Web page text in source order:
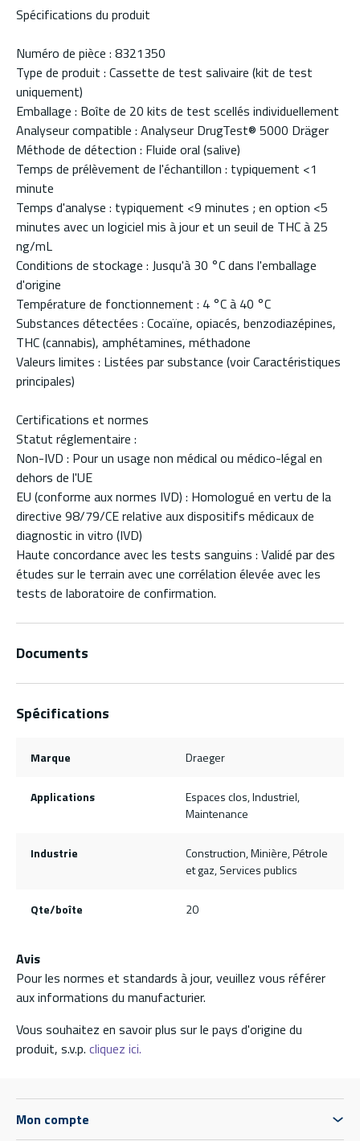
Spécifications du produit
Numéro de pièce : 8321350
Type de produit : Cassette de test salivaire (kit de test
uniquement)
Emballage : Boîte de 20 kits de test scellés individuellement
Analyseur compatible : Analyseur DrugTest® 5000 Dräger
Méthode de détection : Fluide oral (salive)
Temps de prélèvement de l'échantillon : typiquement <1
minute
Temps d'analyse : typiquement <9 minutes ; en option <5
minutes avec un logiciel mis à jour et un seuil de THC à 25
ng/mL
Conditions de stockage : Jusqu'à 30 °C dans l'emballage
d'origine
Température de fonctionnement : 4 °C à 40 °C
Substances détectées : Cocaïne, opiacés, benzodiazépines,
THC (cannabis), amphétamines, méthadone
Valeurs limites : Listées par substance (voir Caractéristiques
principales)
Certifications et normes
Statut réglementaire :
Non-IVD : Pour un usage non médical ou médico-légal en
dehors de l'UE
EU (conforme aux normes IVD) : Homologué en vertu de la
directive 98/79/CE relative aux dispositifs médicaux de
diagnostic in vitro (IVD)
Haute concordance avec les tests sanguins : Validé par des
études sur le terrain avec une corrélation élevée avec les
tests de laboratoire de confirmation.
Documents
Spécifications
Marque Draeger
Applications
Espaces clos, Industriel,
Maintenance
Industrie
Construction, Minière, Pétrole
et gaz, Services publics
Qte/boîte 20
Avis
Pour les normes et standards à jour, veuillez vous référer
aux informations du manufacturier.
Vous souhaitez en savoir plus sur le pays d'origine du
produit, s.v.p. cliquez ici.
Mon compte